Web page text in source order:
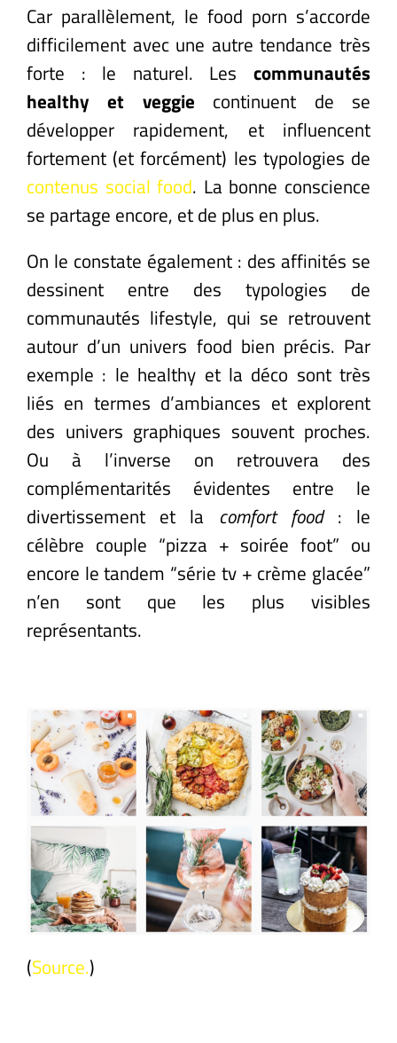
Car parallèlement, le food porn s’accorde
difficilement avec une autre tendance très
forte : le naturel. Les communautés
healthy et veggie continuent de se
développer rapidement, et influencent
fortement (et forcément) les typologies de
contenus social food. La bonne conscience
se partage encore, et de plus en plus.
On le constate également : des affinités se
dessinent entre des typologies de
communautés lifestyle, qui se retrouvent
autour d’un univers food bien précis. Par
exemple : le healthy et la déco sont très
liés en termes d’ambiances et explorent
des univers graphiques souvent proches.
Ou à l’inverse on retrouvera des
complémentarités évidentes entre le
divertissement et la comfort food: le
célèbre couple “pizza + soirée foot” ou
encore le tandem “série tv + crème glacée”
n’en sont que les plus visibles
représentants.
(Source.)